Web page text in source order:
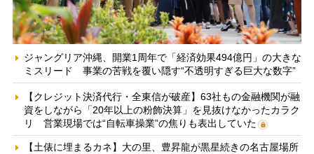
ジャングリア沖縄、開業1周年で「経済効果494億円」の大きな
ミスリード 事業の苦戦を覆い隠す“不透明すぎる巨大な数字”
【クレジット決済代行・全東信が破産】63社もの金融機関が融
資をしながら「20年以上の粉飾決算」を見抜けなかったカラク
リ 営業現場では“自転車操業”の焦りも表出していた
【土俵に埋まるカネ】大の里、豊昇龍が黒星続きの名古屋場所